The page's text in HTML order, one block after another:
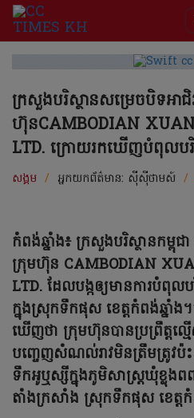
ក្រសួងបរិស្ថានសម្រេចបិទអាជិ
ហ៊ុនCAMBODIAN
LTD. ក្រោយរកឃើញបំពុលបរិ
សង្គម / អ្នកយកព័ត៌មាន: ស៊ីស៊ីថាមស៍ /
កំពង់ឆ្នាំង៖ ក្រសួងបរិស្ថានកម្ពុជ
ក្រុមហ៊ុន CAMBODIAN
LTD. ដែលបង្កឲ្យមានការបំពុ
ក្នុងស្រុកទឹកផុស ខេត្តកំពង់ឆ្នាំង
ឃើញថា ក្រុមហ៊ុនបានប្រព្រឹត្តល្ម
បញ្ចេញសំណល់រាវមិនត្រឹមត្រូវប៉ះ
ទឹកអូឬស្សីក្នុងភូមិសាស្ត្រឃុំខ្លុ
តាំងក្រសាំង ស្រុកទឹកផុស ខេត្តកំ